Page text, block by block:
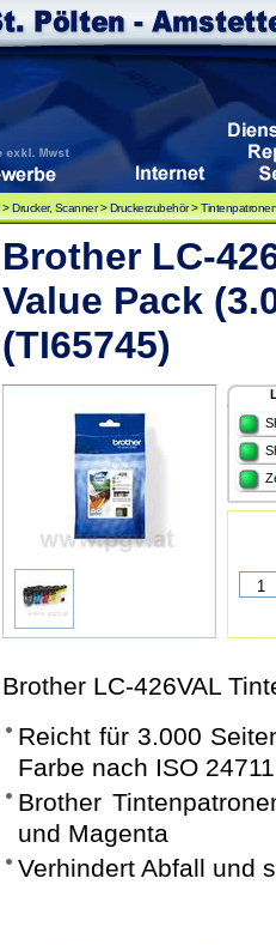
>Drucker, Scanner>Druckerzubehör>
Brother LC-
Value Pack
(TI65745)
Brother LC-426VAL
Reicht für 3.000
Farbe nach ISO 24711
Brother
und Magenta
Verhindert Abfall und